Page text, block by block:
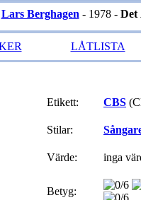
Lars Berghagen - 1978 - Det
LÅTLISTA
Etikett: CBS
Stilar:
Värde: inga
Betyg: